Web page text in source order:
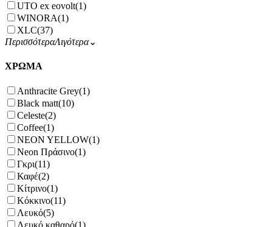
UTO ex eovolt(1)
WINORA(1)
XLC(37)
ΠερισσότεραΛιγότερα⌄
ΧΡΩΜΑ
Anthracite Grey(1)
Black matt(10)
Celeste(2)
Coffee(1)
NEON YELLOW(1)
Neon Πράσινο(1)
Γκρι(11)
Καφέ(2)
Κίτρινο(1)
Κόκκινο(11)
Λευκό(5)
Λευκό καθαρό(1)